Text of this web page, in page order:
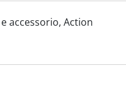
accessorio, Action